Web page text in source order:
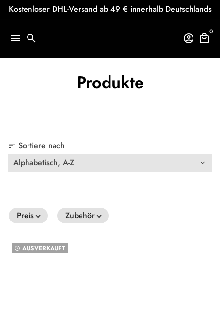
Direkt
Kostenloser DHL-Versand ab 49 € innerhalb Deutschlands
menu search account_circle local_mall
0
Produkte
sort Sortiere nach
Preis Zubehör
watch_later AUSVERKAUFT